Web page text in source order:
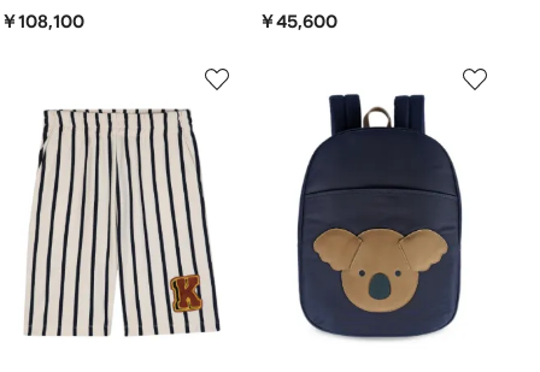
￥108,100 ￥45,600